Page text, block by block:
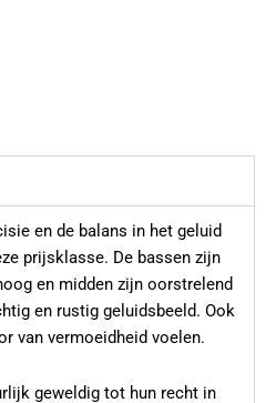
en de balans in het geluid
prijsklasse. De bassen zijn
en midden zijn oorstrelend
en rustig geluidsbeeld. Ook
van vermoeidheid voelen.
geweldig tot hun recht in